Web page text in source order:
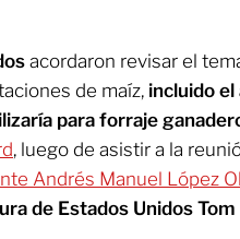
acordaron revisar el
de maíz, incluido
para forraje
, luego de asistir a la
Andrés Manuel López
de Estados Unidos Tom